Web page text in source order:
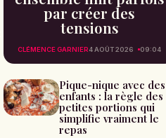
par créer des
tensions
CLÉMENCE GARNIER4 AOÛT 2026 09:04
Pique-nique avec des
enfants : la règle des
petites portions qui
simplifie vraiment le
repas